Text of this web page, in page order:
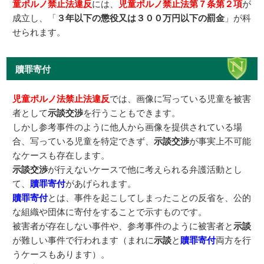
童ポルノ禁止法違反には、 児童ポルノ禁止法第７条第２項が
成立し、「 ３年以下の懲役又は３００万円以下の罰金 」が科
せられます。
贖罪寄付
児童ポルノ法禁止法違反では、画像に写っている児童を被害
者として示談交渉を行うこともできます。
しかし参考事件のように他人から画像を提供されている場
合、写っている児童を特定できず、示談交渉が事実上不可能
なケースも存在します。
示談交渉が行えないケースで他に考えられる弁護活動とし
て、 贖罪寄付があげられます。
贖罪寄付とは、事件を起こしてしまったことの反省を、公的
な組織や団体に寄付をすることで示すものです。
被害者が存在しない事件や、参考事件のように被害者と示談
が難しい事件で行われます（まれに示談と 贖罪寄付両方を行
うケースもあります）。